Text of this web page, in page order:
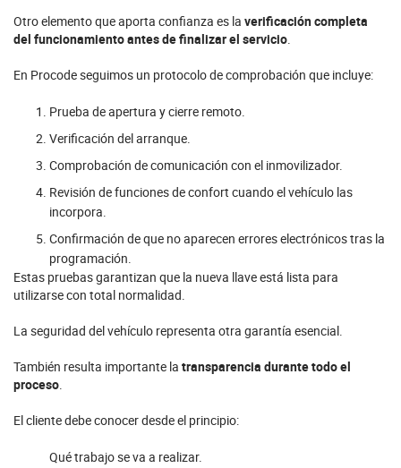
Otro elemento que aporta confianza es la verificación completa
del funcionamiento antes de finalizar el servicio.
En Procode seguimos un protocolo de comprobación que incluye:
Prueba de apertura y cierre remoto.
Verificación del arranque.
Comprobación de comunicación con el inmovilizador.
Revisión de funciones de confort cuando el vehículo las
incorpora.
Confirmación de que no aparecen errores electrónicos tras la
programación.
Estas pruebas garantizan que la nueva llave está lista para
utilizarse con total normalidad.
La seguridad del vehículo representa otra garantía esencial.
También resulta importante la transparencia durante todo el
proceso.
El cliente debe conocer desde el principio:
Qué trabajo se va a realizar.